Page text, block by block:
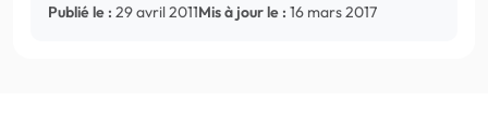
Publié le : 29 avril 2011Mis à jour le : 16 mars 2017